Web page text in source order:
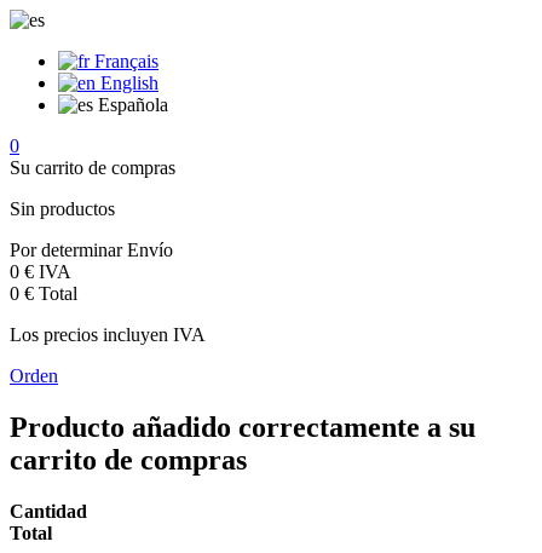
Français
English
Española
0
Su carrito de compras
Sin productos
Por determinarEnvío
0 € IVA
0 € Total
Los precios incluyen IVA
Orden
Producto añadido correctamente a su
carrito de compras
Cantidad
Total